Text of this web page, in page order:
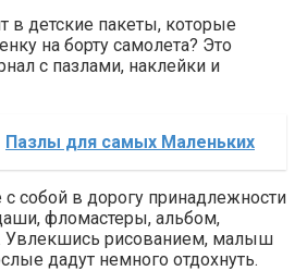
в детские пакеты, которые
на борту самолета? Это
с пазлами, наклейки и
Пазлы для самых Маленьких
с собой в дорогу принадлежности
фломастеры, альбом,
Увлекшись рисованием, малыш
дадут немного отдохнуть.